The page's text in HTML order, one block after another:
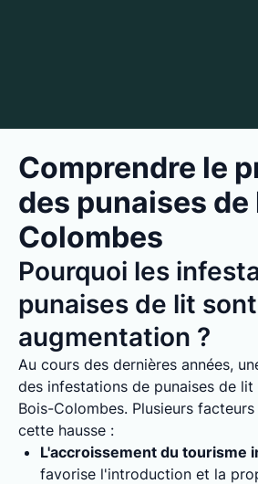
Comprendre le
des punaises
Colombes
Pourquoi les
punaises de lit
augmentation ?
Au cours des dernières années,
des infestations de punaises de
Bois-Colombes. Plusieurs
cette hausse :
L'accroissement du tourisme
favorise l'introduction et la